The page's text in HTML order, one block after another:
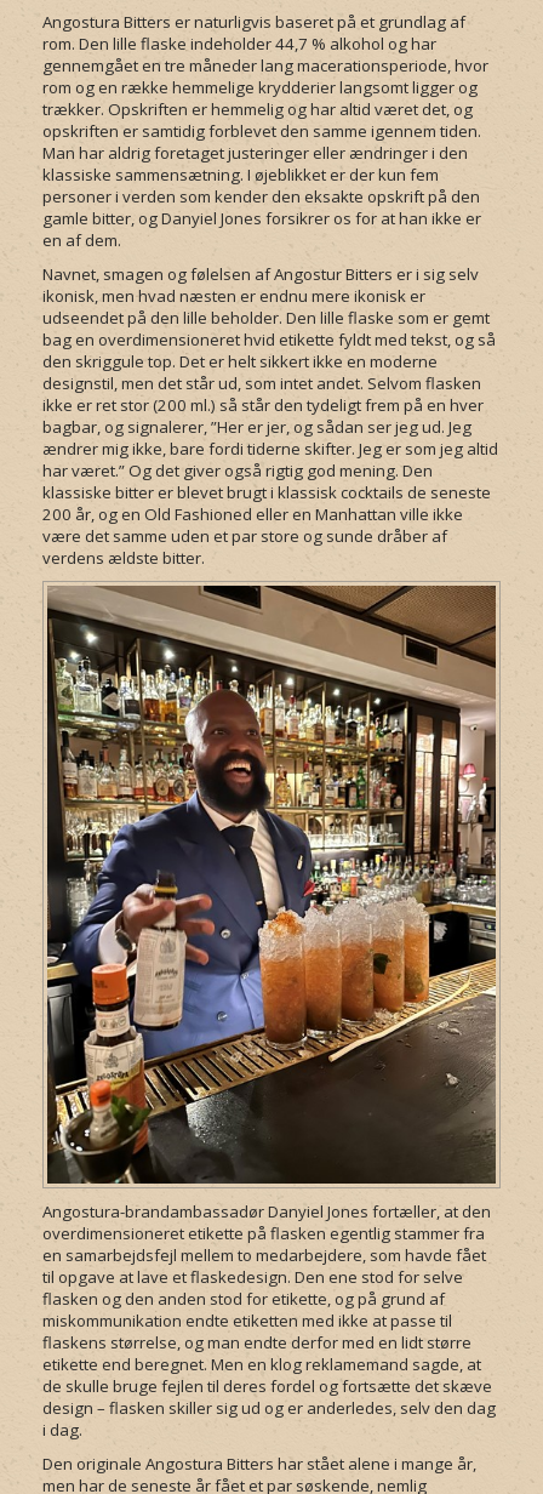
Angostura Bitters er naturligvis baseret på et grundlag af
rom. Den lille flaske indeholder 44,7 % alkohol og har
gennemgået en tre måneder lang macerationsperiode, hvor
rom og en række hemmelige krydderier langsomt ligger og
trækker. Opskriften er hemmelig og har altid været det, og
opskriften er samtidig forblevet den samme igennem tiden.
Man har aldrig foretaget justeringer eller ændringer i den
klassiske sammensætning. I øjeblikket er der kun fem
personer i verden som kender den eksakte opskrift på den
gamle bitter, og Danyiel Jones forsikrer os for at han ikke er
en af dem.
Navnet, smagen og følelsen af Angostur Bitters er i sig selv
ikonisk, men hvad næsten er endnu mere ikonisk er
udseendet på den lille beholder. Den lille flaske som er gemt
bag en overdimensioneret hvid etikette fyldt med tekst, og så
den skriggule top. Det er helt sikkert ikke en moderne
designstil, men det står ud, som intet andet. Selvom flasken
ikke er ret stor (200 ml.) så står den tydeligt frem på en hver
bagbar, og signalerer, ”Her er jer, og sådan ser jeg ud. Jeg
ændrer mig ikke, bare fordi tiderne skifter. Jeg er som jeg altid
har været.” Og det giver også rigtig god mening. Den
klassiske bitter er blevet brugt i klassisk cocktails de seneste
200 år, og en Old Fashioned eller en Manhattan ville ikke
være det samme uden et par store og sunde dråber af
verdens ældste bitter.
Angostura-brandambassadør Danyiel Jones fortæller, at den
overdimensioneret etikette på flasken egentlig stammer fra
en samarbejdsfejl mellem to medarbejdere, som havde fået
til opgave at lave et flaskedesign. Den ene stod for selve
flasken og den anden stod for etikette, og på grund af
miskommunikation endte etiketten med ikke at passe til
flaskens størrelse, og man endte derfor med en lidt større
etikette end beregnet. Men en klog reklamemand sagde, at
de skulle bruge fejlen til deres fordel og fortsætte det skæve
design – flasken skiller sig ud og er anderledes, selv den dag
i dag.
Den originale Angostura Bitters har stået alene i mange år,
men har de seneste år fået et par søskende, nemlig